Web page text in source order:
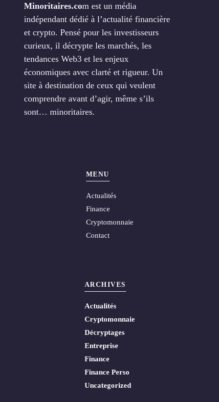
Minoritaires.com est un média
indépendant dédié à l’actualité financière
et crypto. Pensé pour les investisseurs
curieux, il décrypte les marchés, les
tendances Web3 et les enjeux
économiques avec clarté et rigueur. Un
site à destination de ceux qui veulent
comprendre avant d’agir, même s’ils
sont… minoritaires.
MENU
Actualités
Finance
Cryptomonnaie
Contact
ARCHIVES
Actualités
Cryptomonnaie
Décryptages
Entreprise
Finance
Finance Perso
Uncategorized